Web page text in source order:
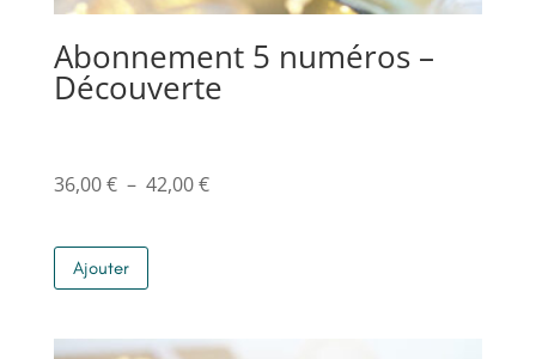
Abonnement 5 numéros –
Découverte
36,00€ – 42,00€Plage
42,00 €
Ajouter
Ce
a
variations.